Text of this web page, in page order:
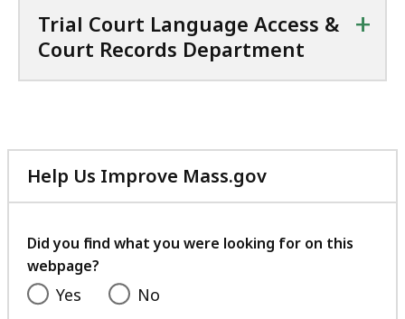
Trial Court Language Access &
Court Records Department
+
Help Us Improve Mass.gov
with
feedback
Did you find what you were looking for on this
webpage?
Yes No